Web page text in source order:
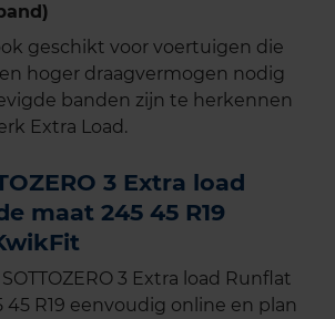
geschikt voor voertuigen die
hoger draagvermogen nodig
banden zijn te herkennen
Extra Load.
3 Extra load
maat 245 45 R19
3 Extra load Runflat
45 R19 eenvoudig online en plan